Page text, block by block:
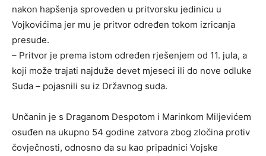
nakon hapšenja sproveden u pritvorsku jedinicu u
Vojkovićima jer mu je pritvor određen tokom izricanja
presude.
– Pritvor je prema istom određen rješenjem od 11. jula, a
koji može trajati najduže devet mjeseci ili do nove odluke
Suda – pojasnili su iz Državnog suda.
Unčanin je s Draganom Despotom i Marinkom Miljevićem
osuđen na ukupno 54 godine zatvora zbog zločina protiv
čovječnosti, odnosno da su kao pripadnici Vojske